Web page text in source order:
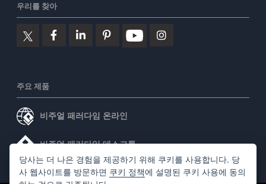
우리를 찾아
주요 제품
비주얼 패러다임 온라인
비주얼 패러다임 데스크톱
당사는 더 나은 경험을 제공하기 위해 쿠키를 사용합니다. 당
사 웹사이트를 방문하면 쿠키 정책에 설명된 쿠키 사용에 동의